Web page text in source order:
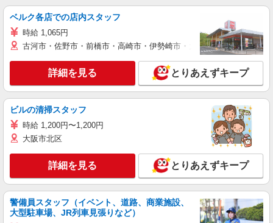
ベルク各店での店内スタッフ
時給 1,065円
古河市・佐野市・前橋市・高崎市・伊勢崎市・太田市・館林市・藤
詳細を見る とりあえずキープ
ビルの清掃スタッフ
時給 1,200円〜1,200円
大阪市北区
詳細を見る とりあえずキープ
警備員スタッフ（イベント、道路、商業施設、
大型駐車場、JR列車見張りなど）